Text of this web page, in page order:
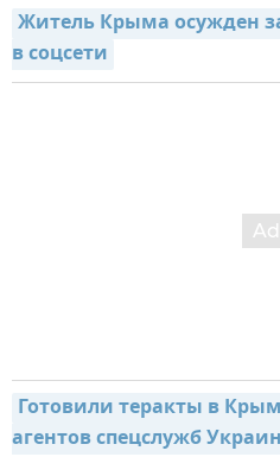
Житель Крыма осужден
в соцсети
Готовили теракты в
агентов спецслужб